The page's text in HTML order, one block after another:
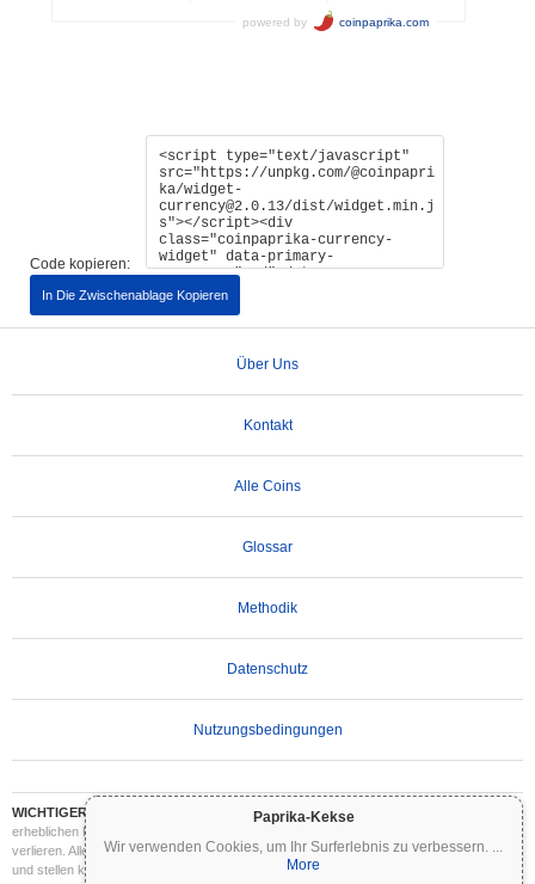
Paprika-Kekse
Wir verwenden Cookies, um Ihr Surferlebnis zu verbessern. ...
More
Code kopieren:
In Die Zwischenablage Kopieren
Über Uns
Kontakt
Alle Coins
Glossar
Methodik
Datenschutz
Nutzungsbedingungen
WICHTIGER HAFTUNGSAUSSCHLUSS:Kryptowährungen sind hochvolatil und mit
erheblichen Risiken verbunden. Sie können einen Teil oder Ihre gesamte Investition
verlieren. Alle Informationen auf Coinpaprika dienen ausschließlich Informationszwecken
und stellen keine Finanz- oder Anlageberatung dar. Führen Sie stets Ihre eigene